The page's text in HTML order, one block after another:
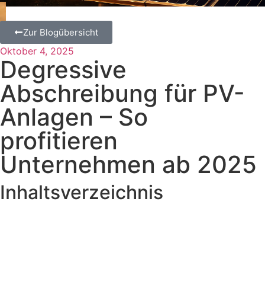
Zur Blogübersicht
Oktober 4, 2025
Degressive
Abschreibung für PV-
Anlagen – So
profitieren
Unternehmen ab 2025
Inhaltsverzeichnis